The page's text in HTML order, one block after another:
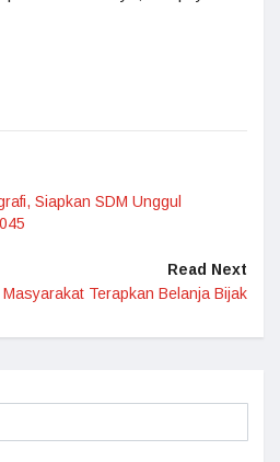
Siapkan SDM Unggul
Read Next
Terapkan Belanja Bijak